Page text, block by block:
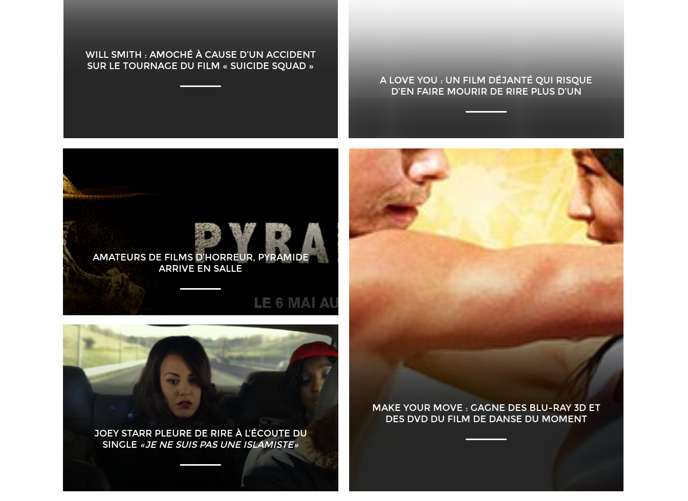
WILL SMITH : AMOCHÉ À CAUSE D’UN ACCIDENT
SUR LE TOURNAGE DU FILM « SUICIDE SQUAD »
A LOVE YOU : UN FILM DÉJANTÉ QUI RISQUE
D’EN FAIRE MOURIR DE RIRE PLUS D’UN
AMATEURS DE FILMS D’HORREUR, PYRAMIDE
ARRIVE EN SALLE
JOEY STARR PLEURE DE RIRE À L’ÉCOUTE DU
SINGLE «JE NE SUIS PAS UNE ISLAMISTE»
MAKE YOUR MOVE : GAGNE DES BLU-RAY 3D ET
DES DVD DU FILM DE DANSE DU MOMENT